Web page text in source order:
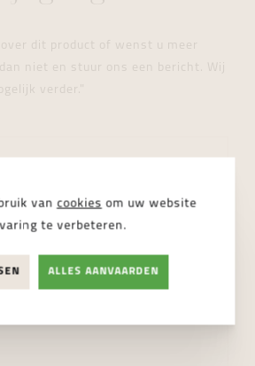
over dit product of wenst u meer
niet en stuur ons een bericht. Wij
verder."
van cookies om uw website
te verbeteren.
ALLES AANVAARDEN